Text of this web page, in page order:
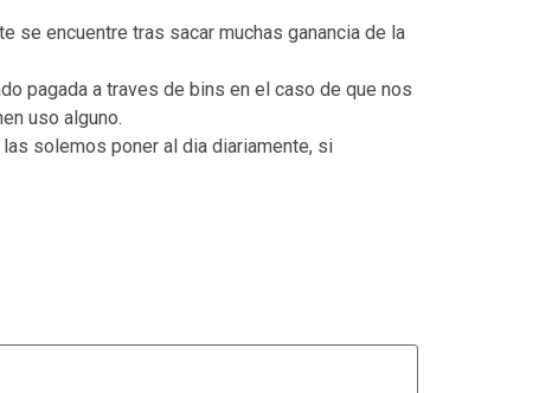
se encuentre tras sacar muchas ganancia de la
pagada a traves de bins en el caso de que nos
uso alguno.
solemos poner al dia diariamente, si